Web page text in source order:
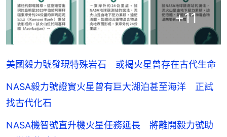
+11
美國毅力號發現特殊岩石 或揭火星曾存在古代生命
NASA毅力號證實火星曾有巨大湖泊甚至海洋 正試
找古代化石
NASA機智號直升機火星任務延長 將離開毅力號助